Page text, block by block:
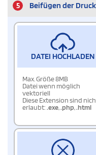
5 Beifügen der
DATEI HOCHLADEN
Max. Größe 8MB
Datei wenn möglich
vektoriell
Diese Extension sind
erlaubt:.exe,.php,.html